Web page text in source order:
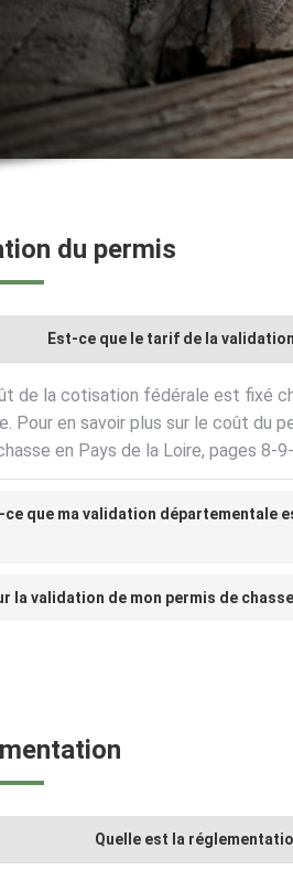
du permis
Est-ce que le tarif de la
de la cotisation fédérale est fixé
Pour en savoir plus sur le coût du
en Pays de la Loire, pages 8-
ce que ma validation départementale
la validation de mon permis de
Quelle est la